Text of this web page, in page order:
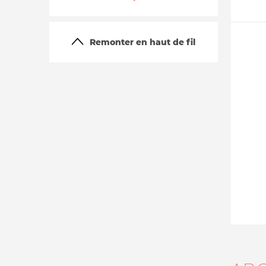
Remonter en haut de fil